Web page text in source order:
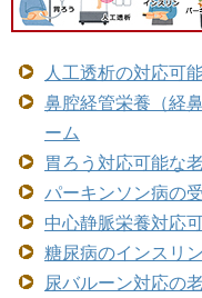
人工透析の対応可
鼻腔経管栄養（経
ーム
胃ろう対応可能な
パーキンソン病の
中心静脈栄養対応
糖尿病のインスリ
尿バルーン対応の